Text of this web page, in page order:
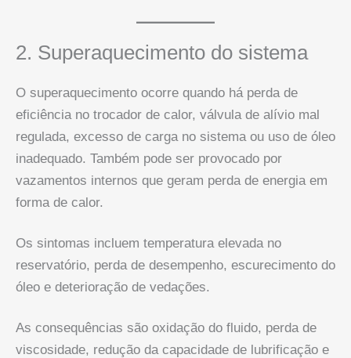
2. Superaquecimento do sistema
O superaquecimento ocorre quando há perda de
eficiência no trocador de calor, válvula de alívio mal
regulada, excesso de carga no sistema ou uso de óleo
inadequado. Também pode ser provocado por
vazamentos internos que geram perda de energia em
forma de calor.
Os sintomas incluem temperatura elevada no
reservatório, perda de desempenho, escurecimento do
óleo e deterioração de vedações.
As consequências são oxidação do fluido, perda de
viscosidade, redução da capacidade de lubrificação e